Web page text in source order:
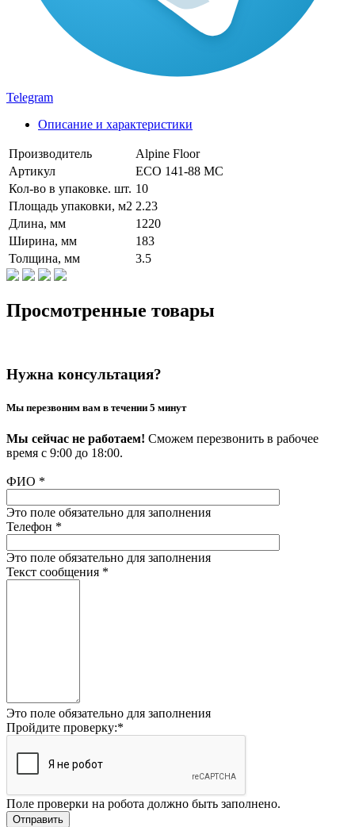
Telegram
Описание и характеристики
Производитель
Alpine Floor
Артикул
ECO 141-88 MC
Кол-во в упаковке. шт. 10
Площадь упаковки, м2 2.23
Длина, мм
1220
Ширина, мм
183
Толщина, мм
3.5
Просмотренные товары
Нужна консультация?
Мы перезвоним вам в течении 5 минут
Мы сейчас не работаем! Сможем перезвонить в рабочее
время с 9:00 до 18:00.
ФИО *
Это поле обязательно для заполнения
Телефон *
Это поле обязательно для заполнения
Текст сообщения *
Это поле обязательно для заполнения
Пройдите проверку:*
Поле проверки на робота должно быть заполнено.